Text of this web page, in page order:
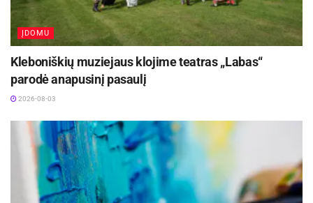
ĮDOMU
Kleboniškių muziejaus klojime teatras „Labas“
parodė anapusinį pasaulį
2026-08-03